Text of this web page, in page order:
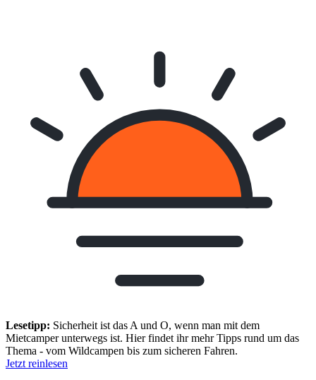
Lesetipp: Sicherheit ist das A und O, wenn man mit dem
Mietcamper unterwegs ist. Hier findet ihr mehr Tipps rund um das
Thema - vom Wildcampen bis zum sicheren Fahren.
Jetzt reinlesen